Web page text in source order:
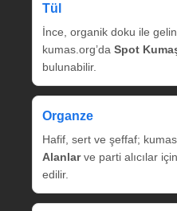
Tül
İnce, organik doku ile
kumas.org’da Spot
bulunabilir.
Organze
Hafif, sert ve şeffaf;
Alanlarve parti alıcılar
edilir.